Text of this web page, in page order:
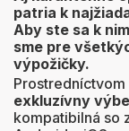
patria k
Aby ste sa k
sme pre
výpožičky.
Prostredníctvom
exkluzívny
kompatibilná so